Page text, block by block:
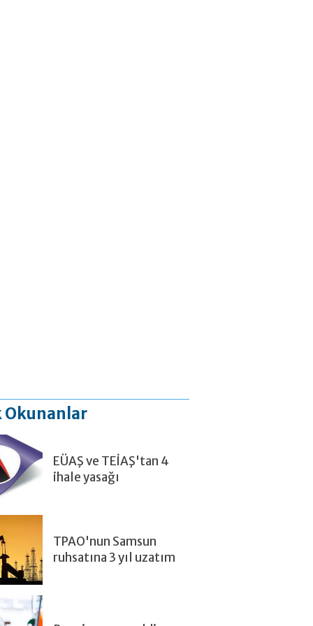
Okunanlar
EÜAŞ ve TEİAŞ'tan 4
ihale yasağı
TPAO'nun Samsun
ruhsatına 3 yıl uzatım